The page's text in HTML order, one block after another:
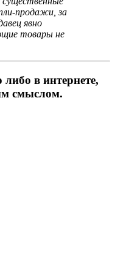
продажи, за
явно
товары не
в интернете,
смыслом.